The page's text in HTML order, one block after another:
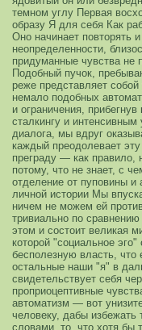
темном углу Первая
образу Я для себя Как
Оно начинает повторять
неопределенности,
придуманные чувства не
Подобный пучок,
реже представляет собой
немало подобных
и ограничения,
сталкингу и интенсивным
диалога, мы вдруг
каждый преодолевает
преграду — как правило,
потому, что не знает, с
отделение от пуповины
личной истории Мы
ничем не можем ей
тривиально по
этом и состоит великая
которой "социальное
бесполезную власть, что
остальные наши "я" в
свидетельствует себя
проприоцептивные
автоматизм — вот
человеку, дабы
словами, то, что хотя бы